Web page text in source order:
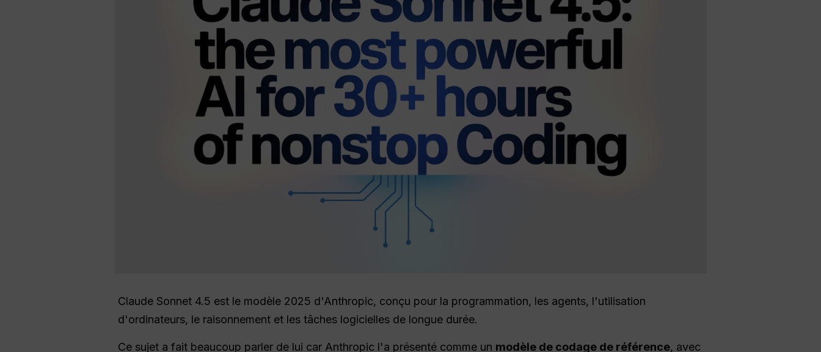
Claude Sonnet 4.5 est le modèle 2025 d'Anthropic, conçu pour la programmation, les agents, l'utilisation
d'ordinateurs, le raisonnement et les tâches logicielles de longue durée.
Ce sujet a fait beaucoup parler de lui car Anthropic l'a présenté comme un modèle de codage de référence, avec